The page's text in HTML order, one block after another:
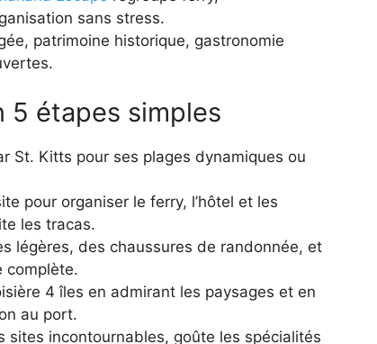
sans stress.
patrimoine historique, gastronomie
5 étapes simples
St. Kitts pour ses plages dynamiques ou
pour organiser le ferry, l’hôtel et les
les tracas.
légères, des chaussures de randonnée, et
complète.
4 îles en admirant les paysages et en
au port.
sites incontournables, goûte les spécialités